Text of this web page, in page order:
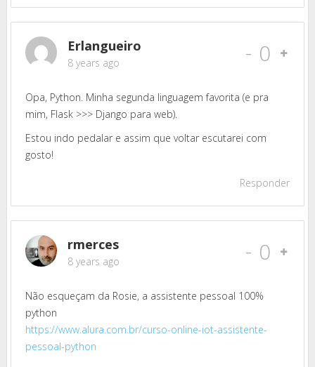
Erlangueiro
8 years ago - 0
Opa, Python. Minha segunda linguagem favorita (e pra
mim, Flask >>> Django para web).
Estou indo pedalar e assim que voltar escutarei com
gosto!
Responder
rmerces
8 years ago - 0
Não esqueçam da Rosie, a assistente pessoal 100%
python
https://www.alura.com.br/curso-online-iot-assistente-
pessoal-python